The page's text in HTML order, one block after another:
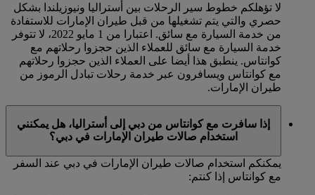
لا تؤهلكم خطوط سير الرحلات بين أستراليا ونيوزيلندا بشكل
حصري والتي يتم تشغيلها من قبل طيران الإمارات للاستفادة
من خدمة السيارة مع سائق. اعتبارا من 1 مايو 2022، لا تتوفر
خدمة السيارة مع سائق للعملاء الذين حجزوا رحلاتهم مع
كوانتاس. ينطبق هذا أيضا على العملاء الذين حجزوا رحلاتهم
مع كوانتاس ويسافرون عبر خدمة رحلات تبادل الرموز من
طيران الإمارات.
إذا سافرت مع كوانتاس من دبي إلى أستراليا، هل يمكنني
استخدام صالات طيران الإمارات في دبي؟
يمكنكم استخدام صالات طيران الإمارات في دبي عند السفر
مع كوانتاس إذا كنتم: